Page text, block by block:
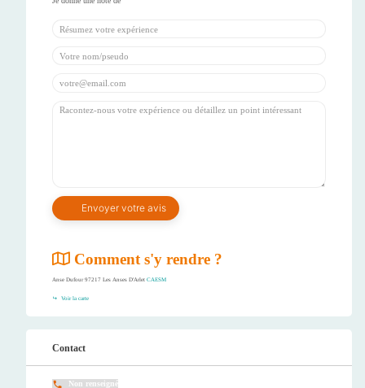
Comment s'y rendre ?
Anse Dufour 97217 Les Anses D'Arlet CAESM
Voir la carte
Contact
Non renseigné